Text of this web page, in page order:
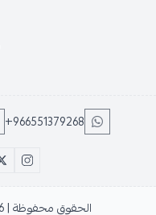
+966551379268
الحقوق محفوظة | 2026